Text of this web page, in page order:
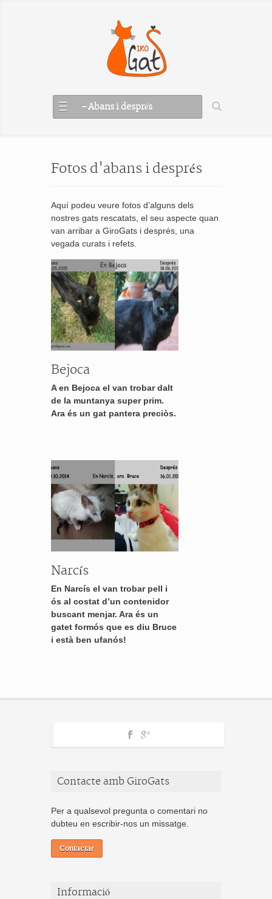
– Abans i després
Fotos d'abans i després
Aquí podeu veure fotos d’alguns dels
nostres gats rescatats, el seu aspecte quan
van arribar a GiroGats i després, una
vegada curats i refets.
Bejoca
A en Bejoca el van trobar dalt
de la muntanya super prim.
Ara és un gat pantera preciòs.
Narcís
En Narcís el van trobar pell i
ós al costat d’un contenidor
buscant menjar. Ara és un
gatet formós que es diu Bruce
i està ben ufanós!
Contacte amb GiroGats
Per a qualsevol pregunta o comentari no
dubteu en escribir-nos un missatge.
Contactar
Informació